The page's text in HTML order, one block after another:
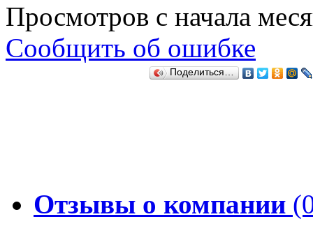
Просмотров с начала
Сообщить об ошибке
Поделиться…
Отзывы о компании